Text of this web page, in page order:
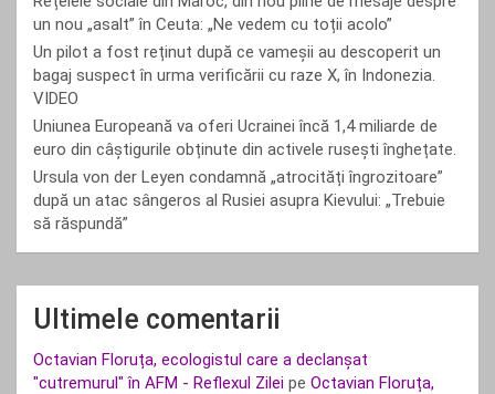
un nou „asalt” în Ceuta: „Ne vedem cu toții acolo”
Un pilot a fost reținut după ce vameșii au descoperit un
bagaj suspect în urma verificării cu raze X, în Indonezia.
VIDEO
Uniunea Europeană va oferi Ucrainei încă 1,4 miliarde de
euro din câștigurile obținute din activele rusești înghețate.
Ursula von der Leyen condamnă „atrocități îngrozitoare”
după un atac sângeros al Rusiei asupra Kievului: „Trebuie
să răspundă”
Ultimele comentarii
Octavian Floruța, ecologistul care a declanșat
"cutremurul" în AFM - Reflexul Zilei pe Octavian Floruța,